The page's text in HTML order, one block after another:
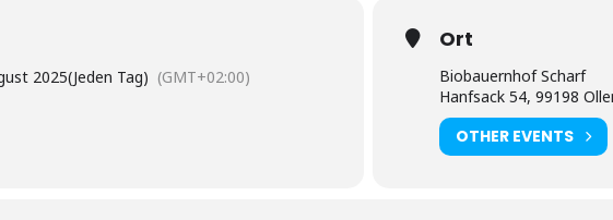
2025(Jeden Tag) (GMT+02:00)
Ort
Biobauernhof Scharf
Hanfsack 54, 99198
OTHER EVENTS